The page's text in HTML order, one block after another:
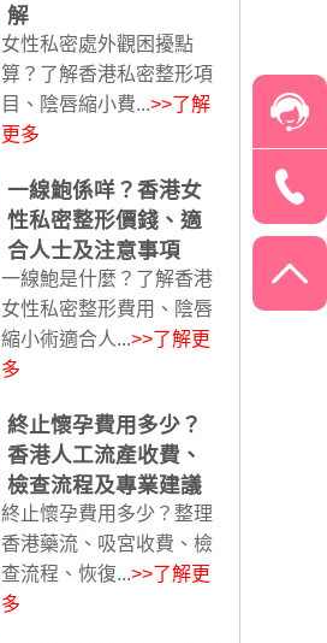
解
女性私密處外觀困擾點
算？了解香港私密整形項
目、陰唇縮小費...>>了解
更多
一線鮑係咩？香港女
性私密整形價錢、適
合人士及注意事項
一線鮑是什麼？了解香港
女性私密整形費用、陰唇
縮小術適合人...>>了解更
多
終止懷孕費用多少？
香港人工流產收費、
檢查流程及專業建議
終止懷孕費用多少？整理
香港藥流、吸宮收費、檢
查流程、恢復...>>了解更
多